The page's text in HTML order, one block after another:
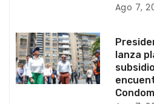
a
s
Ago 7,
lanza